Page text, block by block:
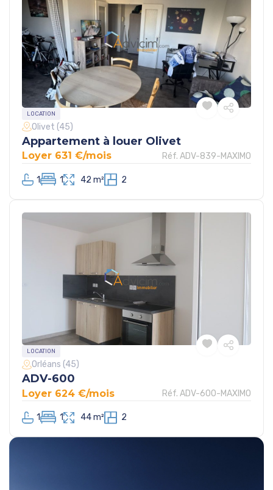
LOCATION
Réf. ADV-839-MAXIMO
Olivet (45)
Appartement à louer Olivet
1 1 42 m² 2
Loyer 631 €/mois
LOCATION
Réf. ADV-600-MAXIMO
Orléans (45)
ADV-600
1 1 44 m² 2
Loyer 624 €/mois